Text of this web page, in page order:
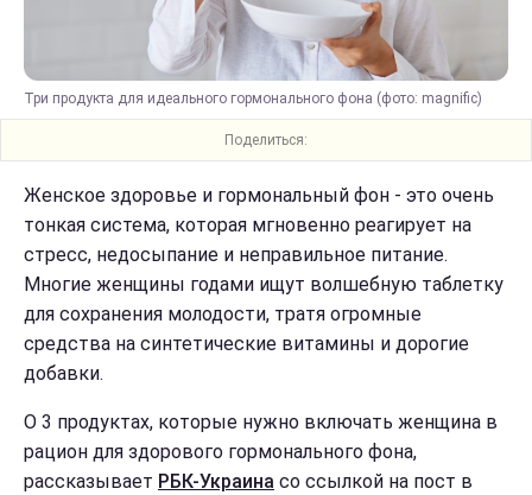
Три продукта для идеального гормонального фона (фото: magnific)
Поделиться:
Женское здоровье и гормональный фон - это очень
тонкая система, которая мгновенно реагирует на
стресс, недосыпание и неправильное питание.
Многие женщины годами ищут волшебную таблетку
для сохранения молодости, тратя огромные
средства на синтетические витамины и дорогие
добавки.
О 3 продуктах, которые нужно включать женщина в
рацион для здорового гормонального фона,
рассказывает РБК-Украина со ссылкой на пост в